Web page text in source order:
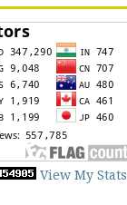
View My Stats